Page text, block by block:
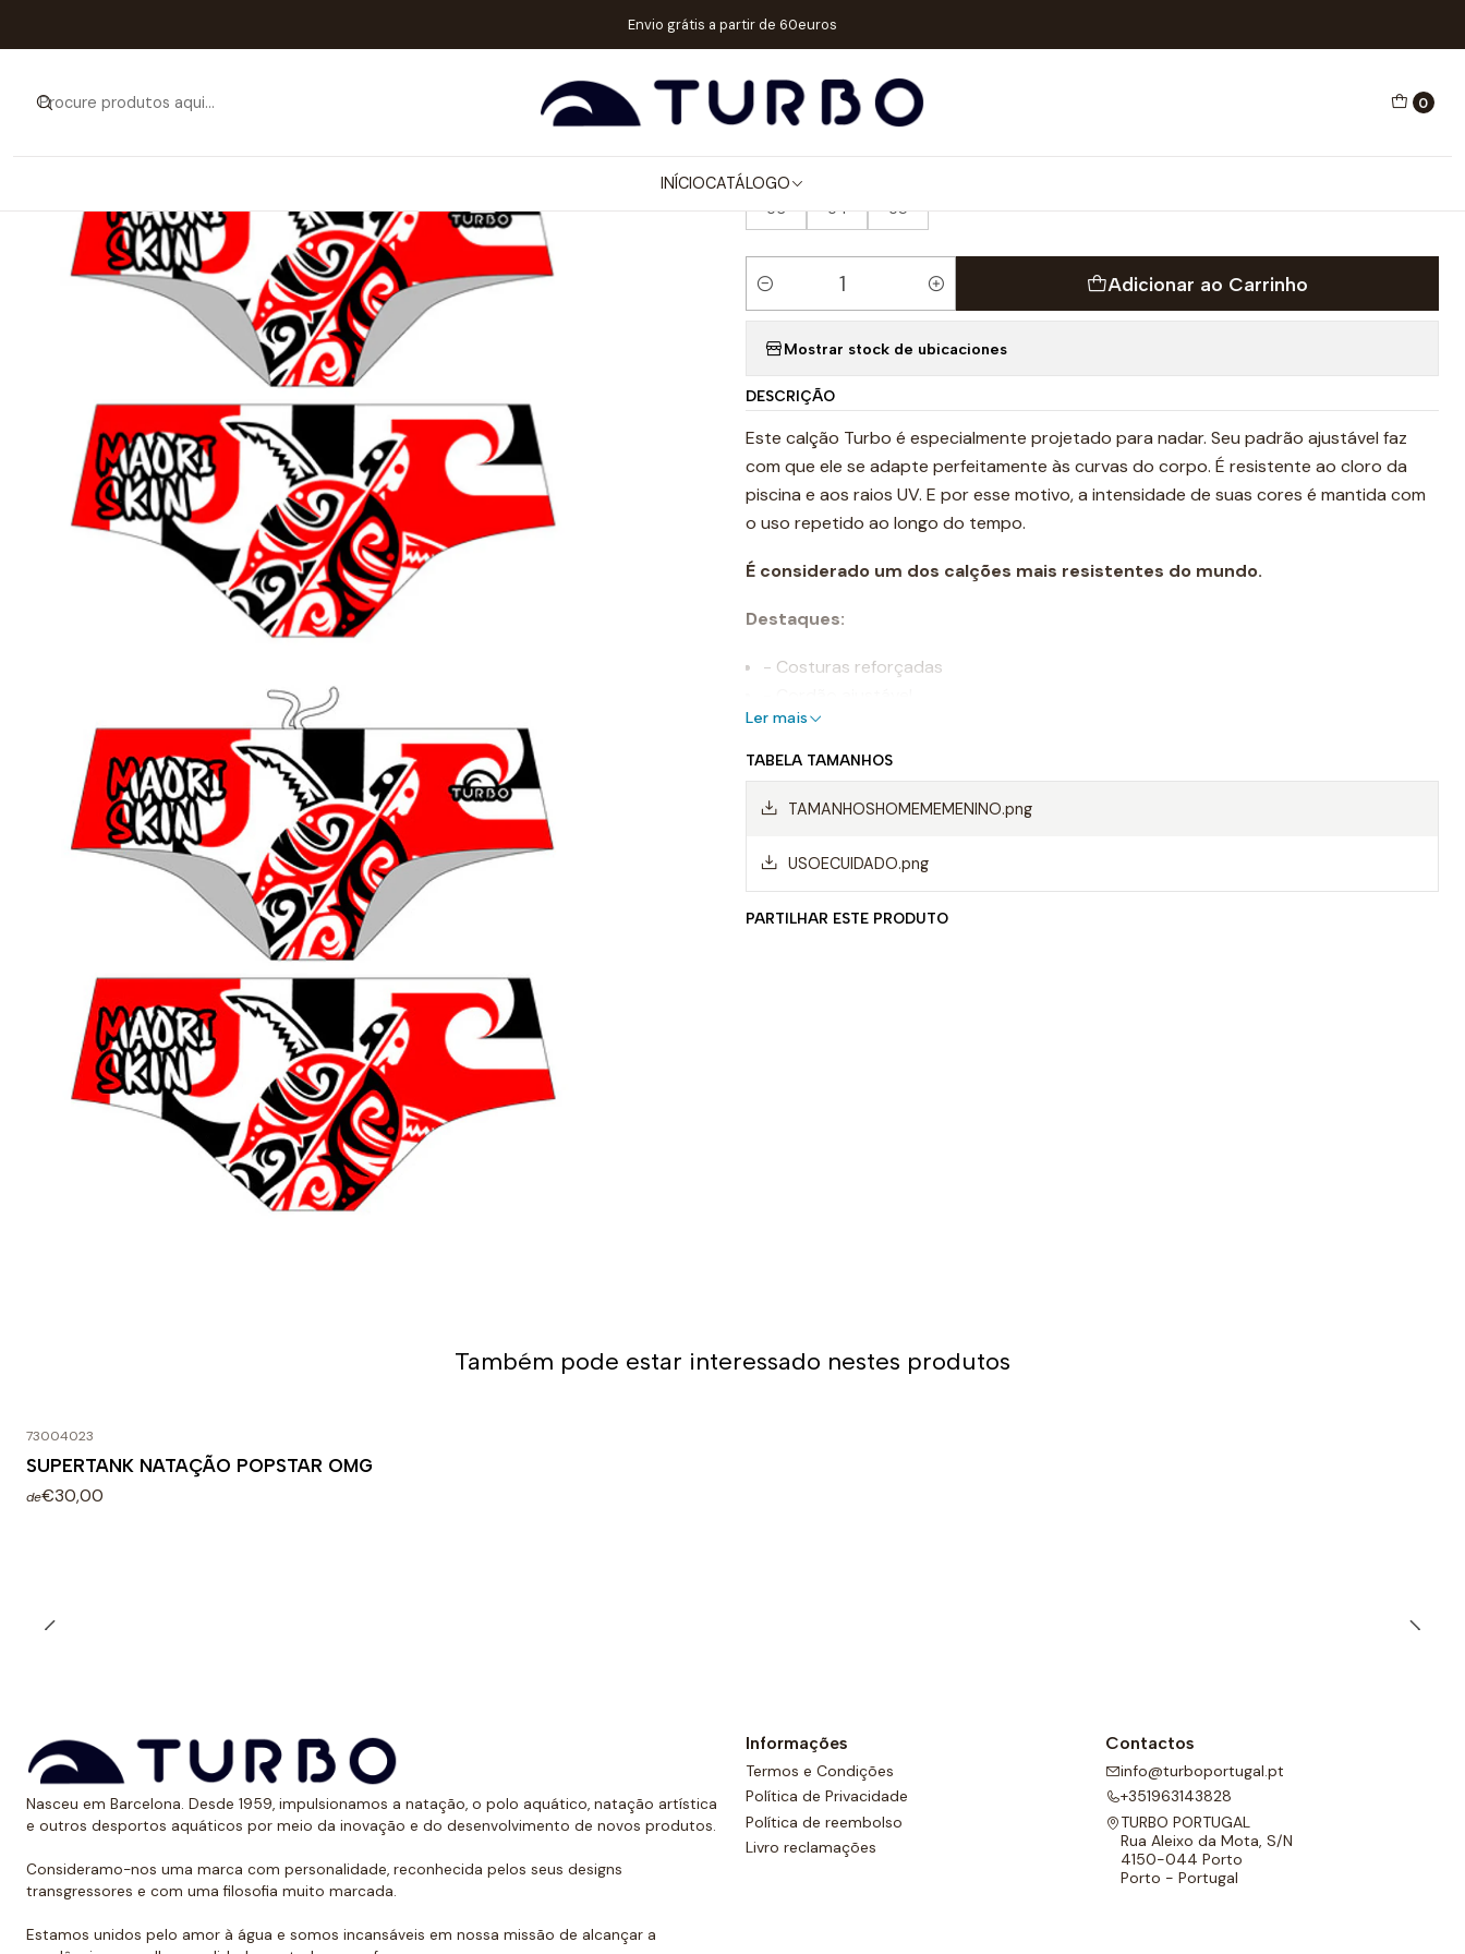
0
INÍCIOCATÁLOGO
Envio grátis a partir de 60euros
CALÇÕES SUPERTANK NATAÇÃO
SUPERTANK NATAÇÃO MAORI SKIN
TAMANHOS MENINO POLO AQUÁTICO E NATAÇÃO
03 04 05
Quantidade
Adicionar ao Carrinho
Mostrar stock de ubicaciones
DESCRIÇÃO
Este calção Turbo é especialmente projetado para nadar. Seu padrão ajustável faz
com que ele se adapte perfeitamente às curvas do corpo. É resistente ao cloro da
piscina e aos raios UV. E por esse motivo, a intensidade de suas cores é mantida com
o uso repetido ao longo do tempo.
É considerado um dos calções mais resistentes do mundo.
Destaques:
- Costuras reforçadas
- Resistente ao cloro
- Cores de longa duração
- Composição: 55% poliéster PBT, 45% poliéster
- Calção perfeito para a prática da natação como calção de treino. Graças à sua
Ler mais
TABELA TAMANHOS
TAMANHOSHOMEMEMENINO.png
USOECUIDADO.png
PARTILHAR ESTE PRODUTO
Também pode estar interessado nestes produtos
73004023
SUPERTANK NATAÇÃO POPSTAR OMG
de€30,00
Nasceu em Barcelona. Desde 1959, impulsionamos a natação, o polo aquático, natação artística
e outros desportos aquáticos por meio da inovação e do desenvolvimento de novos produtos.
Consideramo-nos uma marca com personalidade, reconhecida pelos seus designs
transgressores e com uma filosofia muito marcada.
Estamos unidos pelo amor à água e somos incansáveis em nossa missão de alcançar a
Informações
Termos e Condições
Política de Privacidade
Política de reembolso
Livro reclamações
Contactos
info@turboportugal.pt
+351963143828
TURBO PORTUGAL
Rua Aleixo da Mota, S/N
4150-044 Porto
Porto - Portugal